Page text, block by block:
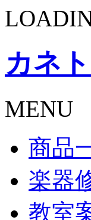
カネ
MENU
商品
楽器
教室